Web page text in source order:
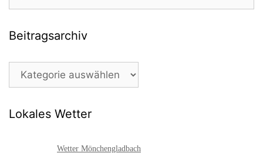
nach:
Beitragsarchiv
Beitragsarchiv
Lokales Wetter
Wetter Mönchengladbach